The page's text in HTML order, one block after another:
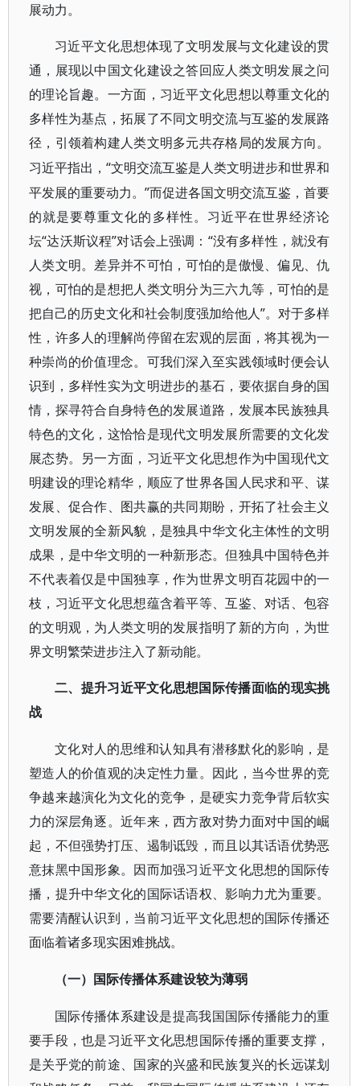
展动力。
习近平文化思想体现了文明发展与文化建设的贯
通，展现以中国文化建设之答回应人类文明发展之问
的理论旨趣。一方面，习近平文化思想以尊重文化的
多样性为基点，拓展了不同文明交流与互鉴的发展路
径，引领着构建人类文明多元共存格局的发展方向。
习近平指出，“文明交流互鉴是人类文明进步和世界和
平发展的重要动力。”而促进各国文明交流互鉴，首要
的就是要尊重文化的多样性。习近平在世界经济论
坛“达沃斯议程”对话会上强调：“没有多样性，就没有
人类文明。差异并不可怕，可怕的是傲慢、偏见、仇
视，可怕的是想把人类文明分为三六九等，可怕的是
把自己的历史文化和社会制度强加给他人”。对于多样
性，许多人的理解尚停留在宏观的层面，将其视为一
种崇尚的价值理念。可我们深入至实践领域时便会认
识到，多样性实为文明进步的基石，要依据自身的国
情，探寻符合自身特色的发展道路，发展本民族独具
特色的文化，这恰恰是现代文明发展所需要的文化发
展态势。另一方面，习近平文化思想作为中国现代文
明建设的理论精华，顺应了世界各国人民求和平、谋
发展、促合作、图共赢的共同期盼，开拓了社会主义
文明发展的全新风貌，是独具中华文化主体性的文明
成果，是中华文明的一种新形态。但独具中国特色并
不代表着仅是中国独享，作为世界文明百花园中的一
枝，习近平文化思想蕴含着平等、互鉴、对话、包容
的文明观，为人类文明的发展指明了新的方向，为世
界文明繁荣进步注入了新动能。
二、 提升习近平文化思想国际传播面临的现实挑
战
文化对人的思维和认知具有潜移默化的影响，是
塑造人的价值观的决定性力量。因此，当今世界的竞
争越来越演化为文化的竞争，是硬实力竞争背后软实
力的深层角逐。近年来，西方敌对势力面对中国的崛
起，不但强势打压、遏制诋毁，而且以其话语优势恶
意抹黑中国形象。因而加强习近平文化思想的国际传
播，提升中华文化的国际话语权、影响力尤为重要。
需要清醒认识到，当前习近平文化思想的国际传播还
面临着诸多现实困难挑战。
（一）国际传播体系建设较为薄弱
国际传播体系建设是提高我国国际传播能力的重
要手段，也是习近平文化思想国际传播的重要支撑，
是关乎党的前途、国家的兴盛和民族复兴的长远谋划